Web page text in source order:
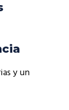
y un